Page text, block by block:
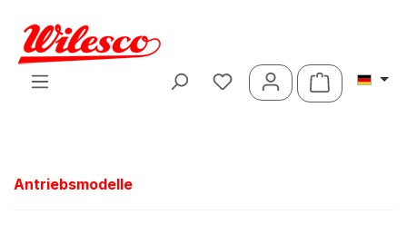
Zum Hauptinhalt springen
Antriebsmodelle